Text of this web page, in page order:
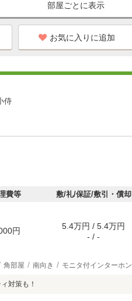
部屋ごとに表示
お気に入りに追加
侍
費等 敷/礼/保証/敷引・償却
円
5.4万円 / 5.4万円
- / -
角部屋 南向き モニタ付インターホン
対策も！